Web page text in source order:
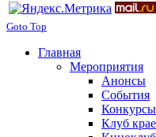
Goto Top
Главная
Мероприятия
Анонсы
События
Конкурсы
Клуб